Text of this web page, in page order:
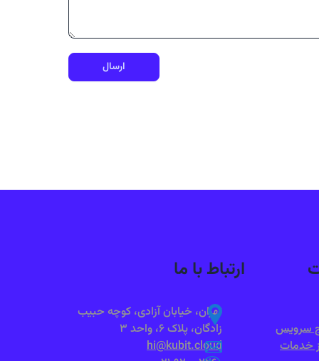
ارسال
سرویس
خدمات
ارتباط با ما
تهران، خیابان آزادی، کوچه حبیب
زادگان، پلاک ۶، واحد ۳
hi@kubit.cloud